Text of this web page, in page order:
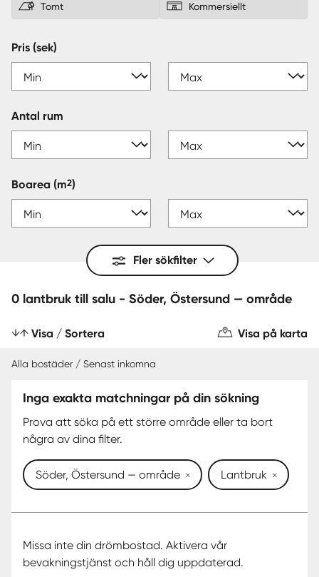
Tomt Kommersiellt
Pris (sek)
Antal rum
Boarea (m2)
Fler sökfilter
0 lantbruk till salu - Söder, Östersund — område
Visa / Sortera Visa på karta
Alla bostäder / Senast inkomna
Inga exakta matchningar på din sökning
Prova att söka på ett större område eller ta bort
några av dina filter.
Söder, Östersund — område Lantbruk
Missa inte din drömbostad. Aktivera vår
bevakningstjänst och håll dig uppdaterad.